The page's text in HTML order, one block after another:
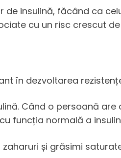
insulină, făcând ca
cu un risc crescut
în dezvoltarea
Când o persoană
funcția normală a
și grăsimi